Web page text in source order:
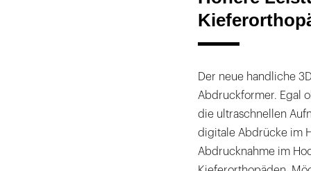
Der neue handliche
Abdruckformer. Egal
die ultraschnellen
digitale Abdrücke im
Abdrucknahme im